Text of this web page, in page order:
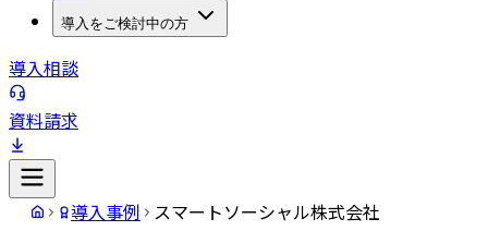
導入をご検討中の方
導入相談
資料請求
導入事例 スマートソーシャル株式会社